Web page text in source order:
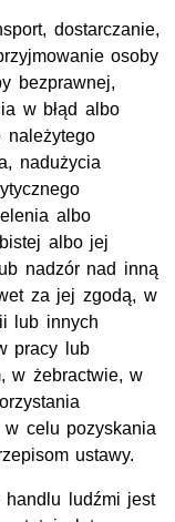
dostarczanie,
osoby
bezprawnej,
w błąd albo
należytego
nadużycia
albo
albo jej
nadzór nad inną
za jej zgodą, w
lub innych
pracy lub
w żebractwie, w
w celu pozyskania
ustawy.
handlu ludźmi jest